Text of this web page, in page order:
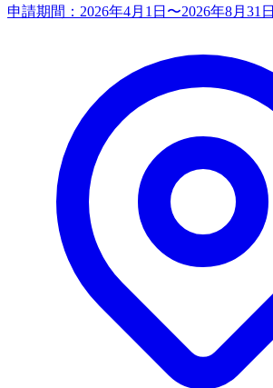
申請期間： 2026年4月1日〜2026年8月31日